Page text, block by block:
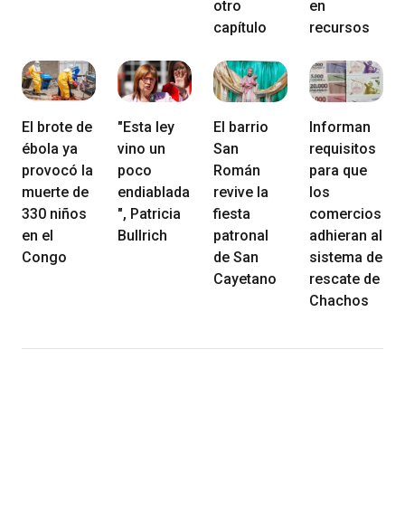
otro
capítulo
en
recursos
El brote de
ébola ya
provocó la
muerte de
330 niños
en el
Congo
"Esta ley
vino un
poco
endiablada
", Patricia
Bullrich
El barrio
San
Román
revive la
fiesta
patronal
de San
Cayetano
Informan
requisitos
para que
los
comercios
adhieran al
sistema de
rescate de
Chachos